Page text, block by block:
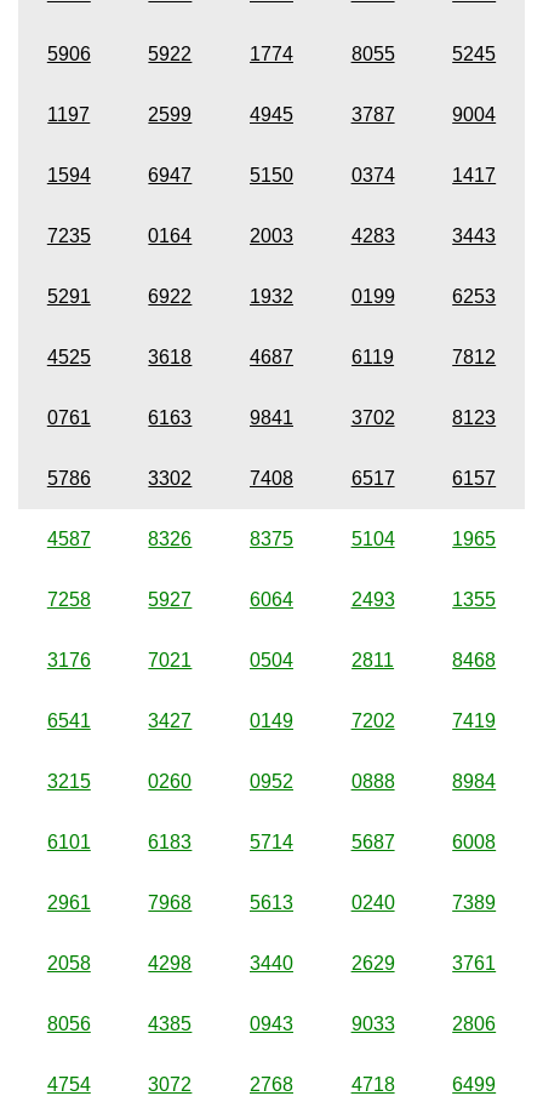
5906 5922 1774 8055 5245
1197 2599 4945 3787 9004
1594 6947 5150 0374 1417
7235 0164 2003 4283 3443
5291 6922 1932 0199 6253
4525 3618 4687 6119 7812
0761 6163 9841 3702 8123
5786 3302 7408 6517 6157
4587 8326 8375 5104 1965
7258 5927 6064 2493 1355
3176 7021 0504 2811 8468
6541 3427 0149 7202 7419
3215 0260 0952 0888 8984
6101 6183 5714 5687 6008
2961 7968 5613 0240 7389
2058 4298 3440 2629 3761
8056 4385 0943 9033 2806
4754 3072 2768 4718 6499